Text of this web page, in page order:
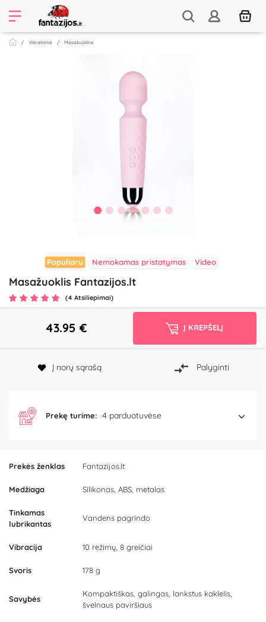
Vibratoriai Masažuokliai
Populiaru Nemokamas pristatymas Video
Masažuoklis Fantazijos.lt
(4 Atsiliepimai)
Prekės ženklas Fantazijos.lt
Medžiaga Silikonas, ABS, metalas
Tinkamas
lubrikantas
Vandens pagrindo
Vibracija 10 režimų, 8 greičiai
Svoris 178 g
Savybės
Kompaktiškas, galingas, lankstus kaklelis,
švelnaus paviršiaus
43.95 € Į KREPŠELĮ
Į norų sąrašą Palyginti
Prekę turime: 4 parduotuvėse